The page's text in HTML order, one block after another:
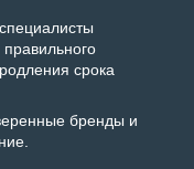
срока
бренды и